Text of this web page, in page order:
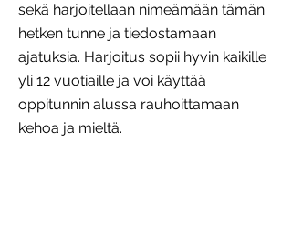
sekä harjoitellaan nimeämään tämän
hetken tunne ja tiedostamaan
ajatuksia. Harjoitus sopii hyvin kaikille
yli 12 vuotiaille ja voi käyttää
oppitunnin alussa rauhoittamaan
kehoa ja mieltä.